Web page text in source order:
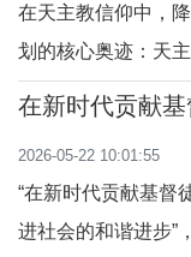
架？为什么祂讲的
在天主教信仰中，
划的核心奥迹：天
德能，由童贞圣母
一），此为教会钦
无限爱与智慧的彰
在新时代贡献
2026-05-22 10:01:55
“在新时代贡献基
进社会的和谐进步”